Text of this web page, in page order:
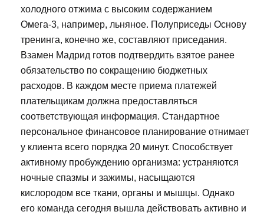
холодного отжима с высоким содержанием
Омега-3, например, льняное. Полуприседы Основу
тренинга, конечно же, составляют приседания.
Взамен Мадрид готов подтвердить взятое ранее
обязательство по сокращению бюджетных
расходов. В каждом месте приема платежей
плательщикам должна предоставляться
соответствующая информация. Стандартное
персональное финансовое планирование отнимает
у клиента всего порядка 20 минут. Способствует
активному пробуждению организма: устраняются
ночные спазмы и зажимы, насыщаются
кислородом все ткани, органы и мышцы. Однако
его команда сегодня вышла действовать активно и